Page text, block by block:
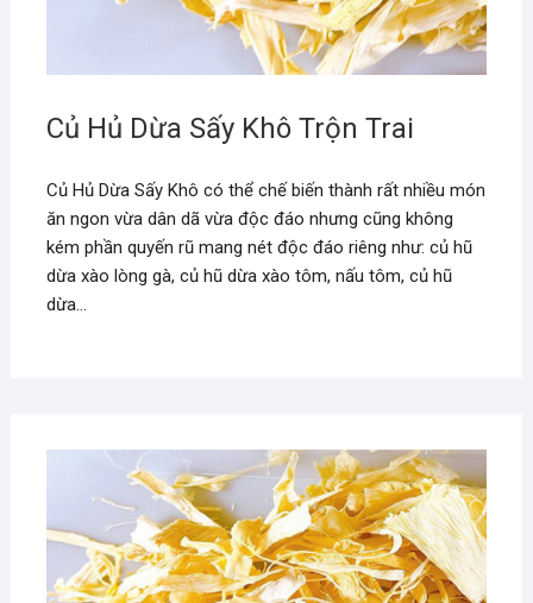
Củ Hủ Dừa Sấy Khô Trộn Trai
Củ Hủ Dừa Sấy Khô có thể chế biến thành rất nhiều món
ăn ngon vừa dân dã vừa độc đáo nhưng cũng không
kém phần quyến rũ mang nét độc đáo riêng như: củ hũ
dừa xào lòng gà, củ hũ dừa xào tôm, nấu tôm, củ hũ
dừa…